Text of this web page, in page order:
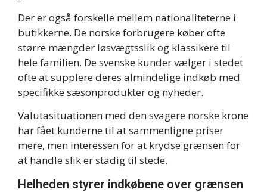
Der er også forskelle mellem nationaliteterne i
butikkerne. De norske forbrugere køber ofte
større mængder løsvægtsslik og klassikere til
hele familien. De svenske kunder vælger i stedet
ofte at supplere deres almindelige indkøb med
specifikke sæsonprodukter og nyheder.
Valutasituationen med den svagere norske krone
har fået kunderne til at sammenligne priser
mere, men interessen for at krydse grænsen for
at handle slik er stadig til stede.
Helheden styrer indkøbene over grænsen